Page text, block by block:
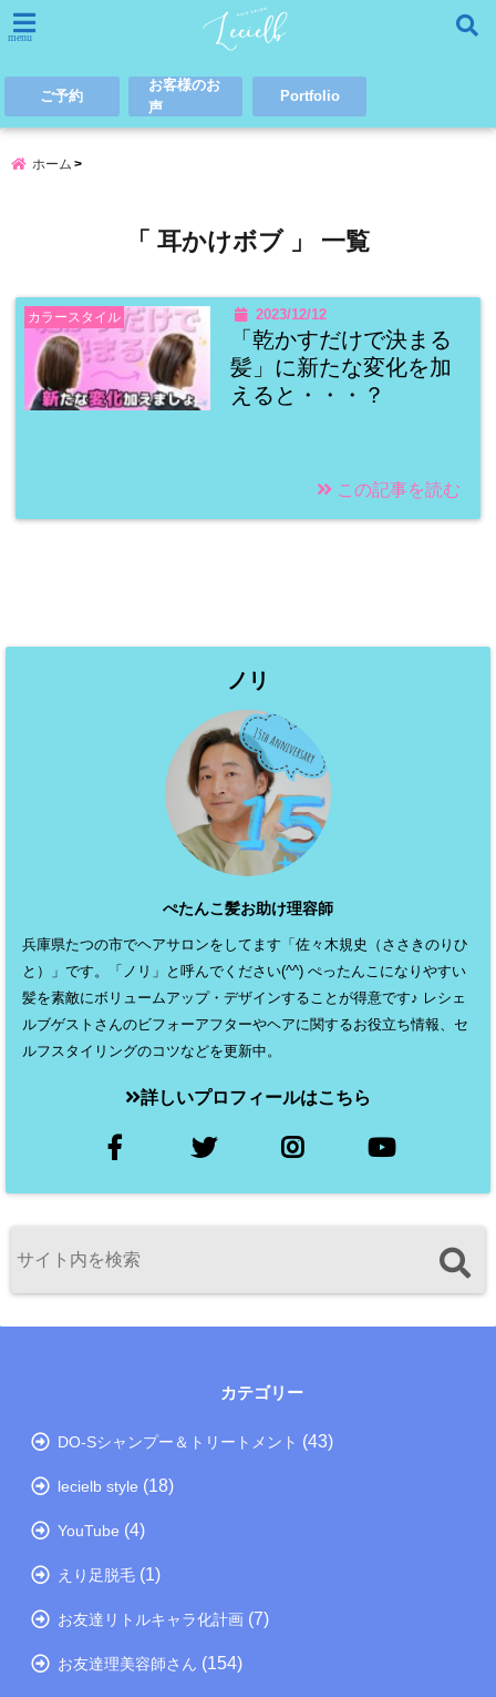
menu
ご予約
お客様のお
声
Portfolio
ホーム
「 耳かけボブ 」 一覧
カラースタイル 2023/12/12
「乾かすだけで決まる
髪」に新たな変化を加
えると・・・？
この記事を読む
ノリ
ぺたんこ髪お助け理容師
兵庫県たつの市でヘアサロンをしてます「佐々木規史（ささきのりひ
と）」です。「ノリ」と呼んでください(^^) ぺったんこになりやすい
髪を素敵にボリュームアップ・デザインすることが得意です♪ レシェ
ルブゲストさんのビフォーアフターやヘアに関するお役立ち情報、セ
ルフスタイリングのコツなどを更新中。
詳しいプロフィールはこちら
カテゴリー
DO-Sシャンプー＆トリートメント (43)
lecielb style (18)
YouTube (4)
えり足脱毛 (1)
お友達リトルキャラ化計画 (7)
お友達理美容師さん (154)